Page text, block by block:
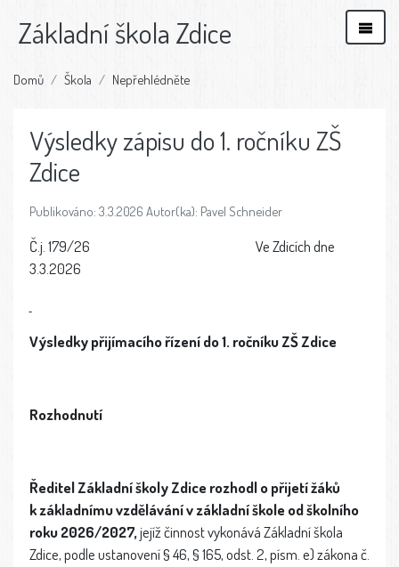
Základní škola Zdice
Domů Škola Nepřehlédněte
Výsledky zápisu do 1. ročníku ZŠ
Zdice
Publikováno: 3.3.2026 Autor(ka): Pavel Schneider
Č.j. 179/26 Ve Zdicích dne
3.3.2026
Výsledky přijímacího řízení do 1. ročníku ZŠ Zdice
Rozhodnutí
Ředitel Základní školy Zdice rozhodl o přijetí žáků
k základnímu vzdělávání v základní škole od školního
roku 2026/2027,jejíž činnost vykonává Základní škola
Zdice, podle ustanovení § 46, § 165, odst. 2, písm. e) zákona č.